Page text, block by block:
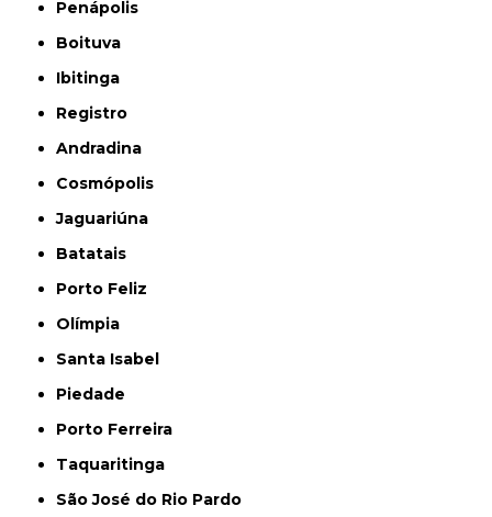
Penápolis
Boituva
Ibitinga
Registro
Andradina
Cosmópolis
Jaguariúna
Batatais
Porto Feliz
Olímpia
Santa Isabel
Piedade
Porto Ferreira
Taquaritinga
São José do Rio Pardo